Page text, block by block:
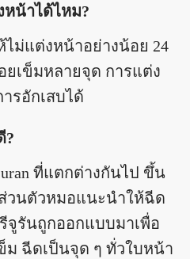
หน้าได้ไหม?
ม่แต่งหน้าอย่างน้อย 24
ยเข็มหลายจุด การแต่ง
รอักเสบได้
?
ที่แตกต่างกันไป ขึ้น
วนตัวหมอแนะนำให้ฉีด
จูรันถูกออกแบบมาเพื่อ
ม ฉีดเป็นจุด ๆ ทั่วใบหน้า